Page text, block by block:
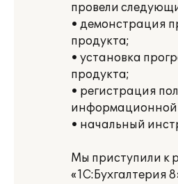
провели
• демонстрация
продукта;
• установка
продукта;
• регистрация
информационной
• начальный
Мы приступили к
«1С:Бухгалтерия